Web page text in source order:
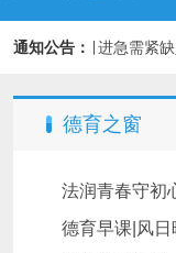
通知公告：
教育系统引进急需紧
德育之窗
法润青春守初
德育早课|风